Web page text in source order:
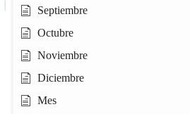
Septiembre
Octubre
Noviembre
Diciembre
Mes